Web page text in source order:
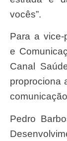
vocês”.
Para a vice-presidente de Ensino, Informação
e
Canal
proprociona
Pedro Barbosa, vice-presidente de Gestão e